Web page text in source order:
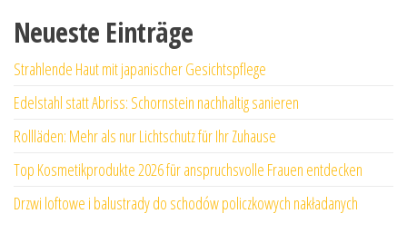
Neueste Einträge
Strahlende Haut mit japanischer Gesichtspflege
Edelstahl statt Abriss: Schornstein nachhaltig sanieren
Rollläden: Mehr als nur Lichtschutz für Ihr Zuhause
Top Kosmetikprodukte 2026 für anspruchsvolle Frauen entdecken
Drzwi loftowe i balustrady do schodów policzkowych nakładanych